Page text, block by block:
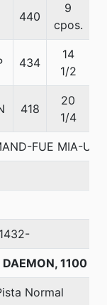
440
9
cpos.
434
14
1/2
418
20
1/4
FUE MIA-
1100
Normal